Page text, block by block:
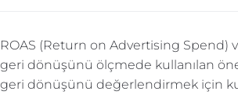
ROAS (Return on Advertising Spend)
geri dönüşünü ölçmede kullanılan
geri dönüşünü değerlendirmek için